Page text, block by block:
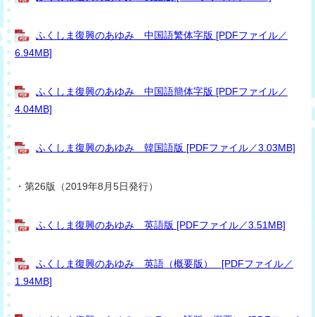
ふくしま復興のあゆみ 中国語繁体字版 [PDFファイル／
6.94MB]
ふくしま復興のあゆみ 中国語簡体字版 [PDFファイル／
4.04MB]
ふくしま復興のあゆみ 韓国語版 [PDFファイル／3.03MB]
・第26版（2019年8月5日発行）
ふくしま復興のあゆみ 英語版 [PDFファイル／3.51MB]
ふくしま復興のあゆみ 英語（概要版） [PDFファイル／
1.94MB]